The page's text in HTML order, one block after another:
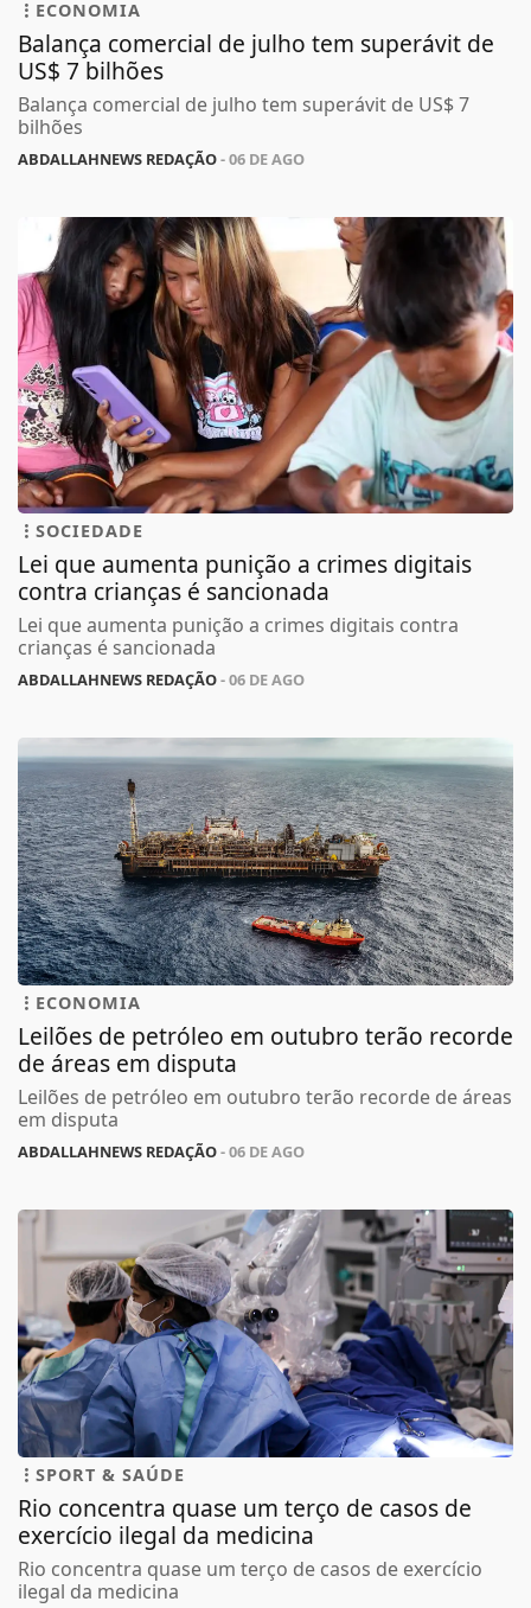
ECONOMIA
Balança comercial de julho tem superávit de
US$ 7 bilhões
Balança comercial de julho tem superávit de US$ 7
bilhões
ABDALLAHNEWS REDAÇÃO- 06 DE AGO
SOCIEDADE
Lei que aumenta punição a crimes digitais
contra crianças é sancionada
Lei que aumenta punição a crimes digitais contra
crianças é sancionada
ABDALLAHNEWS REDAÇÃO- 06 DE AGO
ECONOMIA
Leilões de petróleo em outubro terão recorde
de áreas em disputa
Leilões de petróleo em outubro terão recorde de áreas
em disputa
ABDALLAHNEWS REDAÇÃO- 06 DE AGO
SPORT & SAÚDE
Rio concentra quase um terço de casos de
exercício ilegal da medicina
Rio concentra quase um terço de casos de exercício
ilegal da medicina